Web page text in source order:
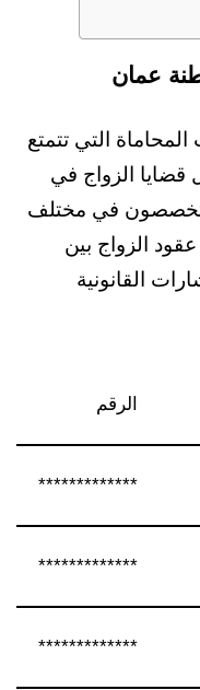
التي تتمتع
قضايا الزواج في
في مختلف
الزواج بين
القانونية
الرقم
*************
*************
*************